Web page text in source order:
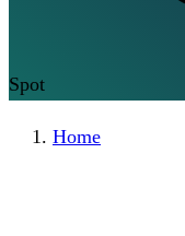
Spot
Home